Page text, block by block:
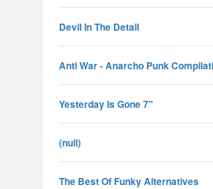
Devil In The Detail
Anti War - Anarcho Punk
Yesterday Is Gone 7"
(null)
The Best Of Funky Alternatives